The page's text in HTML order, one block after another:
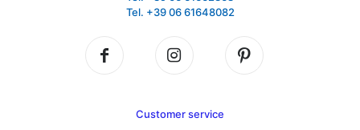
Tel. +39 06 61648082
Customer service